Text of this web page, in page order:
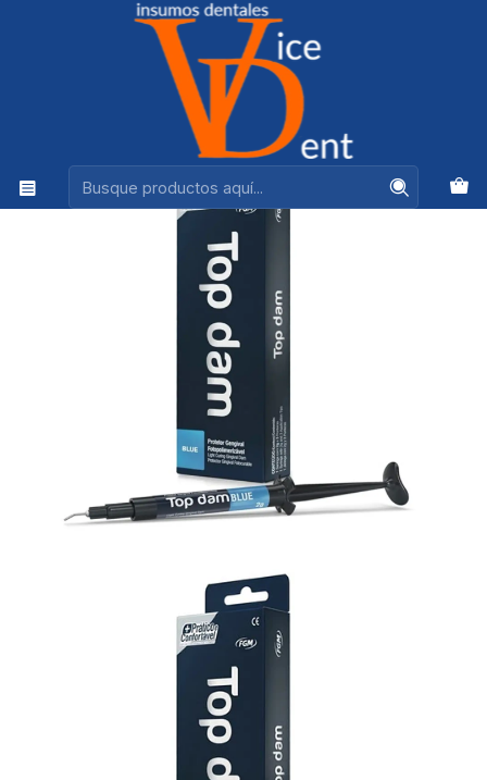
Ventas +56944575313
BLANQUEAMIENTOS
TOP DAM BARRERA GINGIVAL FGM